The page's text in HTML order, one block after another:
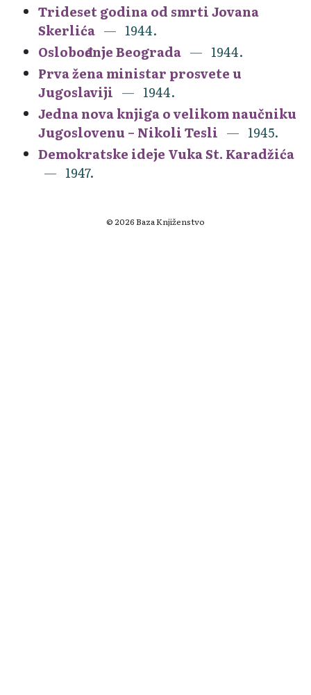
Trideset godina od smrti Jovana
Skerlića
1944.
Oslobođenje Beograda
1944.
Prva žena ministar prosvete u
Jugoslaviji
1944.
Jedna nova knjiga o velikom naučniku
Jugoslovenu – Nikoli Tesli
1945.
Demokratske ideje Vuka St. Karadžića
1947.
© 2026 Baza Knjiženstvo